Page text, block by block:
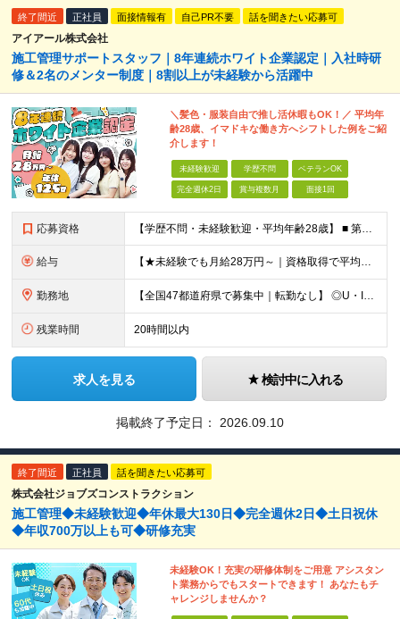
終了間近 正社員 面接情報有 自己PR不要 話を聞きたい応募可
アイアール株式会社
施工管理サポートスタッフ｜8年連続ホワイト企業認定｜入社時研
修＆2名のメンター制度｜8割以上が未経験から活躍中
＼髪色・服装自由で推し活休暇もOK！／ 平均年
齢28歳、イマドキな働き方へシフトした例をご紹
介します！
未経験歓迎 学歴不問 ベテランOK
完全週休2日 賞与複数月 面接1回
応募資格 【学歴不問・未経験歓迎・平均年齢28歳】 ■ 第二新卒歓迎 ■ フリーター・社会人未経験OK ＼「アイアールで人生ワンチャンつかんでほしい！」／ …こんな社長の想いから 経験よりも人柄を重視した採用
給与 【★未経験でも月給28万円～｜資格取得で平均年収636万円★】 ■ 月給28万円～80万円+賞与年2回＋各種手当 ※月給には、固定残業代（20時間分：3万8000円～／月）を含む ※20時間を超過
勤務地 【全国47都道府県で募集中｜転勤なし】 ◎U・Iターン歓迎！家具家電付き＆家賃ナシの社員寮を完備 ◎東京支店は2025年7月に移転したばかりの綺麗なオフィス 東京・横浜・大阪・名古屋・福岡など 全国
残業時間 20時間以内
求人を見る 検討中に入れる
掲載終了予定日： 2026.09.10
終了間近 正社員 話を聞きたい応募可
株式会社ジョブズコンストラクション
施工管理◆未経験歓迎◆年休最大130日◆完全週休2日◆土日祝休
◆年収700万以上も可◆研修充実
未経験OK！充実の研修体制をご用意 アシスタン
ト業務からでもスタートできます！ あなたもチ
ャレンジしませんか？